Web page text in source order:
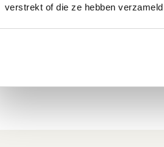
verstrekt of die ze hebben